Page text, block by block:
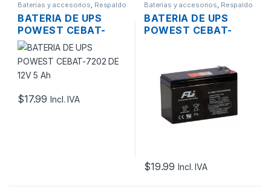
Baterias y accesorios, Respaldo
de Energía
BATERIA DE UPS
POWEST CEBAT-
7202 DE 12V 5 AH
$17.99 Incl. IVA
Baterias y accesorios, Respaldo
de Energía
BATERIA DE UPS
POWEST CEBAT-
$19.99 Incl. IVA